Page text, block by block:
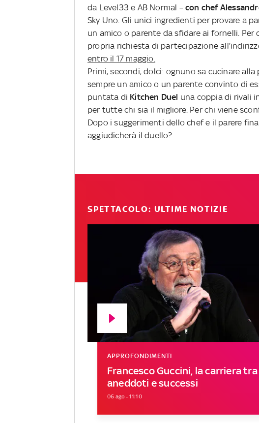
da Level33 e AB Normal – con chef
Sky Uno. Gli unici ingredienti per provare a
un amico o parente da sfidare ai fornelli. Per
propria richiesta di partecipazione
entro il 17 maggio.
Primi, secondi, dolci: ognuno sa cucinare
sempre un amico o un parente convinto di
puntata di Kitchen Duel una coppia di rivali
per tutte chi sia il migliore. Per chi viene
Dopo i suggerimenti dello chef e il parere
aggiudicherà il duello?
SPETTACOLO: ULTIME NOTIZIE
Francesco Guccini, la carriera tra
aneddoti e successi
APPROFONDIMENTI
06 ago - 11:10